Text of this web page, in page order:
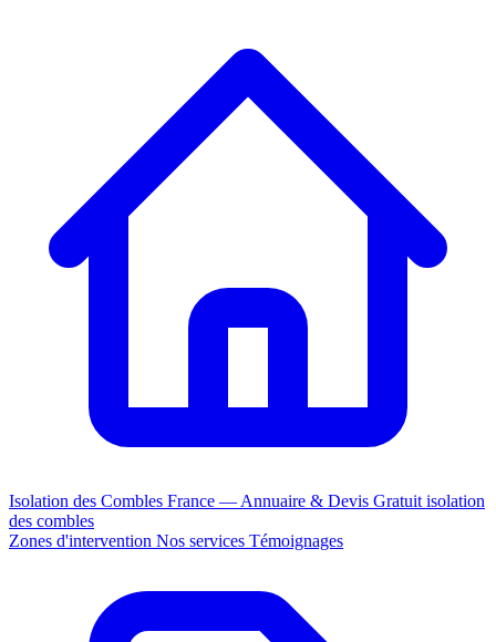
Isolation des Combles France — Annuaire & Devis Gratuit isolation
des combles
Zones d'intervention Nos services Témoignages